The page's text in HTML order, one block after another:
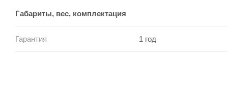
Габариты, вес, комплектация
Гарантия 1 год